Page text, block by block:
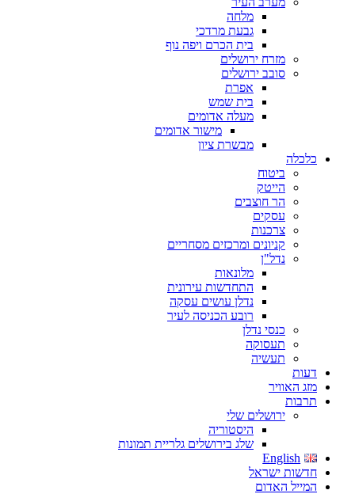
מלחה
גבעת מרדכי
בית הכרם ויפה נוף
מזרח ירושלים
סובב ירושלים
אפרת
בית שמש
מעלה אדומים
מישור אדומים
מבשרת ציון
כלכלה
ביטוח
הייטק
הר חוצבים
עסקים
צרכנות
קניונים ומרכזים מסחריים
נדל"ן
מלונאות
התחדשות עירונית
נדלן עושים עסקה
רובע הכניסה לעיר
כנסי נדלן
תעסוקה
תעשיה
דעות
מזג האוויר
תרבות
ירושלים שלי
היסטוריה
שלג בירושלים גלריית תמונות
English
חדשות ישראל
המייל האדום